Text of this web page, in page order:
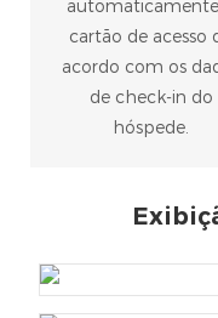
cartão de acesso
acordo com os
de check-in do
hóspede.